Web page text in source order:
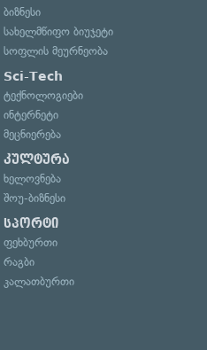
ბიზნესი
სახელმწიფო ბიუჯეტი
სოფლის მეურნეობა
Sci-Tech
ტექნოლოგიები
ინტერნეტი
მეცნიერება
კულტურა
ხელოვნება
შოუ-ბიზნესი
სპორტი
ფეხბურთი
რაგბი
კალათბურთი